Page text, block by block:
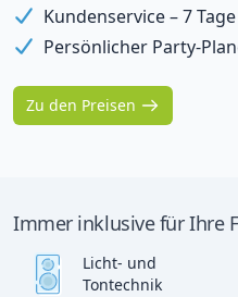
Kundenservice – 7
Persönlicher Party-
Zu den Preisen
Immer inklusive für Ihre
Licht- und
Tontechnik